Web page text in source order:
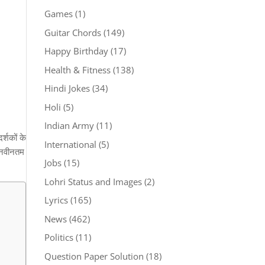
के
Games(1)
Guitar Chords(149)
Happy Birthday(17)
Health & Fitness(138)
Hindi Jokes(34)
Holi (5)
Indian Army(11)
International (5)
Jobs(15)
Lohri Status and Images(2)
Lyrics(165)
News(462)
Politics(11)
Question Paper Solution (18)